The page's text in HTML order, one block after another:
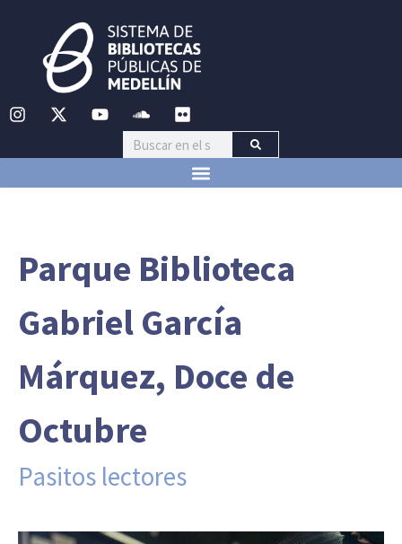
Parque Biblioteca
Gabriel García
Márquez, Doce de
Octubre
Pasitos lectores